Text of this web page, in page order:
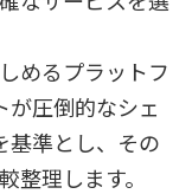
めるプラットフ
が圧倒的なシェ
基準とし、その
整理します。